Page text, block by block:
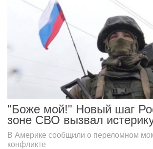
"Боже мой!" Новый шаг
зоне СВО вызвал
В Америке сообщили о переломном
конфликте